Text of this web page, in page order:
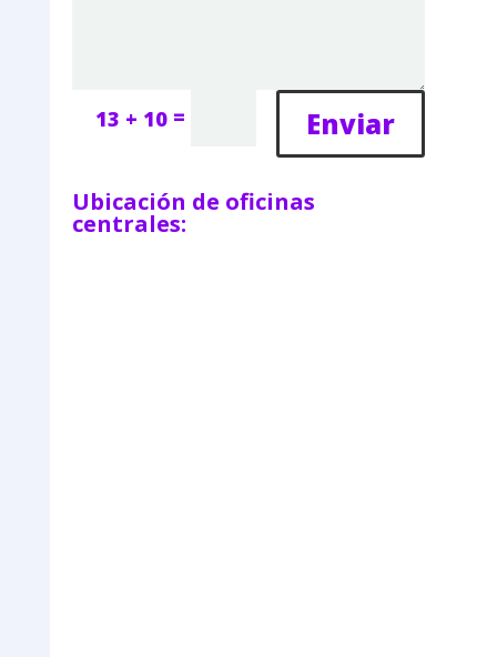
13 + 10 = Enviar
Ubicación de oficinas
centrales: